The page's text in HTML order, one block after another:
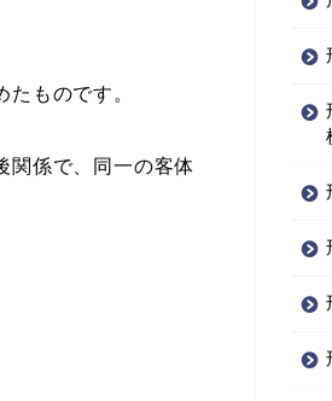
ものです。
関係で、同一の客体